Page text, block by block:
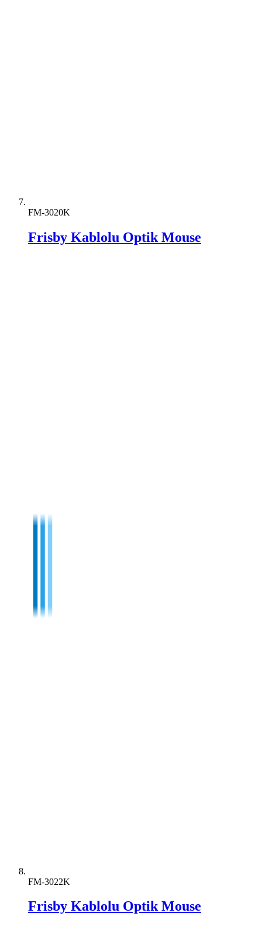
FM-3020K
Frisby Kablolu Optik Mouse
FM-3022K
Frisby Kablolu Optik Mouse